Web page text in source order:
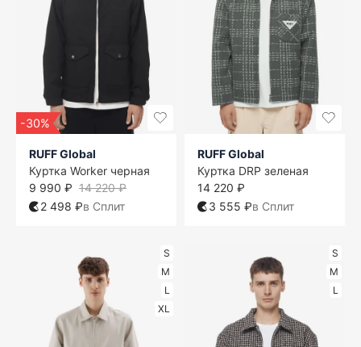
-30%
RUFF Global
Куртка Worker черная
14 220 ₽
9 990 ₽
2 498 ₽в Сплит
RUFF Global
Куртка DRP зеленая
14 220 ₽
3 555 ₽в Сплит
S
M
L
XL
S
M
L